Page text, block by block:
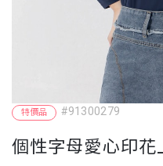
特價品 #91300279
個性字母愛心印花